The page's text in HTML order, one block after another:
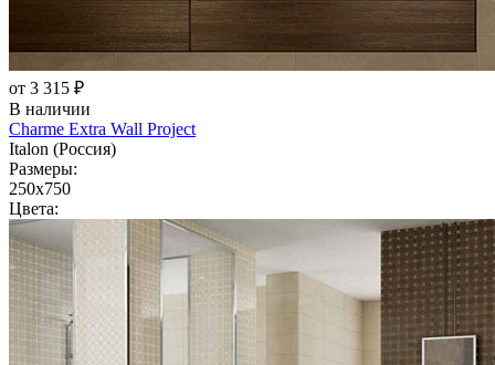
от 3 315 ₽
В наличии
Charme Extra Wall Project
Italon (Россия)
Размеры:
250x750
Цвета: